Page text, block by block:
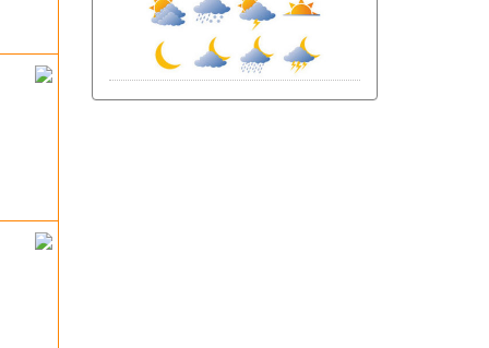
في تخصصات مختلفة.. المختبر الوطني
للشرطة العلمية يتوج بشهادة الجودة الدولية